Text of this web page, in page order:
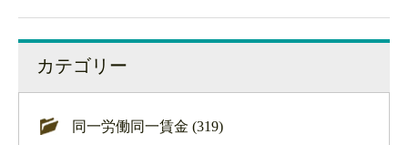
カテゴリー
同一労働同一賃金 (319)